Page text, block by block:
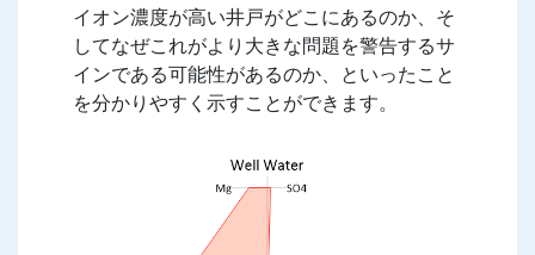
イオン濃度が高い井戸がどこにあるのか、そ
してなぜこれがより大きな問題を警告するサ
インである可能性があるのか、といったこと
を分かりやすく示すことができます。